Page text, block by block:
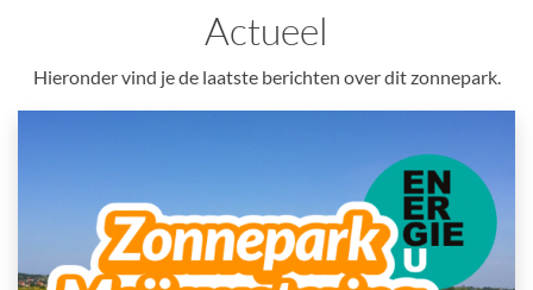
Actueel
Hieronder vind je de laatste berichten over dit zonnepark.